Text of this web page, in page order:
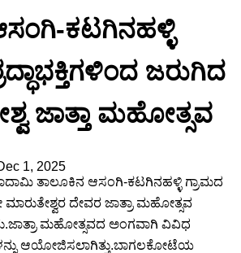
ಕಟಗಿನಹಳ್ಳಿ
ಜರುಗಿದ
ಜಾತ್ತಾ ಮಹೋತ್ಸವ
1, 2025
ತಾಲೂಕಿನ ಆಸಂಗಿ-ಕಟಗಿನಹಳ್ಳಿ ಗ್ರಾಮದ
ಮಾರುತೇಶ್ವರ ದೇವರ ಜಾತ್ರಾ ಮಹೋತ್ಸವ
ಮಹೋತ್ಸವದ ಅಂಗವಾಗಿ ವಿವಿಧ
ಆಯೋಜಿಸಲಾಗಿತ್ತು.ಬಾಗಲಕೋಟೆಯ